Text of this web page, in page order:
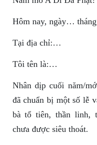
Hôm nay, ngày…
Tại địa chỉ:…
Tôi tên là:…
Nhân dịp cuối năm/
đã chuẩn bị một số lễ
bà tổ tiên, thần linh,
chưa được siêu thoát.